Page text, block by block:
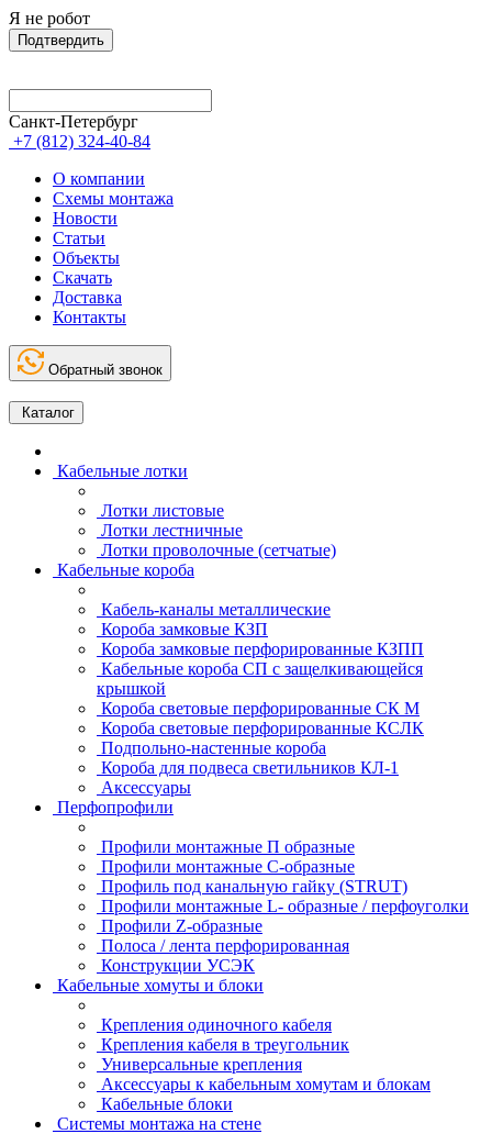
Я не робот
Подтвердить
Санкт-Петербург
+7 (812) 324-40-84
О компании
Схемы монтажа
Новости
Статьи
Объекты
Скачать
Доставка
Контакты
Обратный звонок
Каталог
Кабельные лотки
Лотки листовые
Лотки лестничные
Лотки проволочные (сетчатые)
Кабельные короба
Кабель-каналы металлические
Короба замковые КЗП
Короба замковые перфорированные КЗПП
Кабельные короба СП с защелкивающейся
крышкой
Короба световые перфорированные СК М
Короба световые перфорированные КСЛК
Подпольно-настенные короба
Короба для подвеса светильников КЛ-1
Аксессуары
Перфопрофили
Профили монтажные П образные
Профили монтажные C-образные
Профиль под канальную гайку (STRUT)
Профили монтажные L- образные / перфоуголки
Профили Z-образные
Полоса / лента перфорированная
Конструкции УСЭК
Кабельные хомуты и блоки
Крепления одиночного кабеля
Крепления кабеля в треугольник
Универсальные крепления
Аксессуары к кабельным хомутам и блокам
Кабельные блоки
Системы монтажа на стене